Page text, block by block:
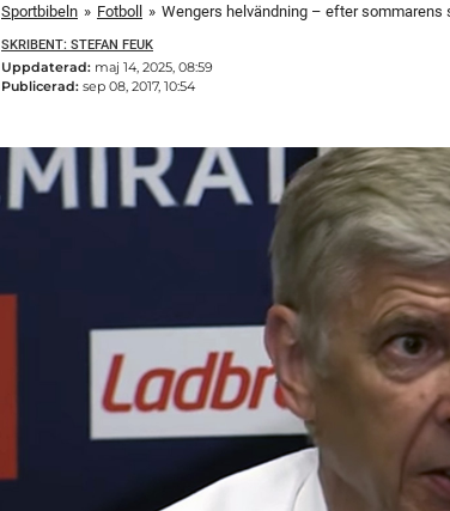
Sportbibeln » Fotboll » Wengers helvändning – efter sommarens
SKRIBENT: STEFAN FEUK
Uppdaterad: maj 14, 2025, 08:59
Publicerad: sep 08, 2017, 10:54